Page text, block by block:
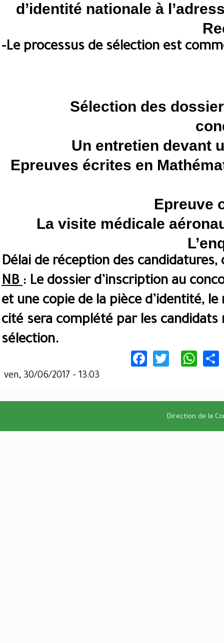
d’identité nationale à
-Le processus de sélection est
Sélection des
Un entretien devant
Epreuves écrites en
Epreuve
La visite médicale
Délai de réception des candidatures,
NB: Le dossier d’inscription au
et une copie de la pièce d’identité,
cité sera complété par les candidats
sélection.
Facebook
Twitter
ven, 30/06/2017 - 13:03
Direction de la